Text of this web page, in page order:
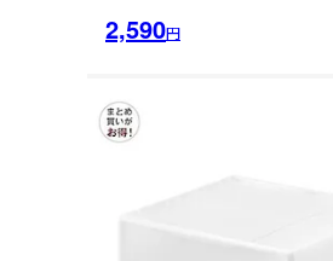
2,590円